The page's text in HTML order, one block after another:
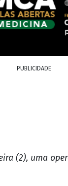
PUBLICIDADE
(2), uma